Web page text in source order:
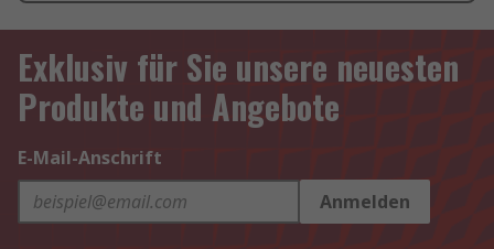
Exklusiv für Sie unsere neuesten
Produkte und Angebote
E-Mail-Anschrift
Anmelden